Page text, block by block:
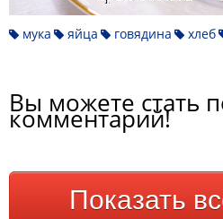
мука яйца говядина хлеб
Вы можете стать
комментарий!
Показать